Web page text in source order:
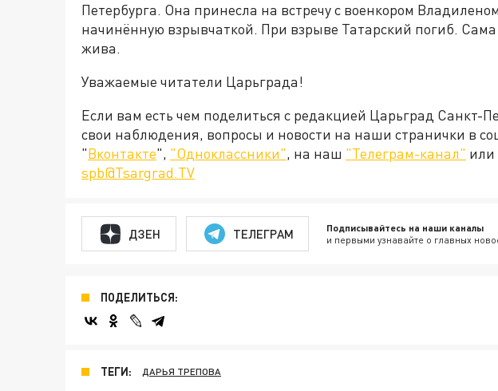
Петербурга. Она принесла на встречу с военкором
начинённую взрывчаткой. При взрыве Татарский погиб. Сама
жива.
Уважаемые читатели Царьграда!
Если вам есть чем поделиться с редакцией Царьград Санкт-
свои наблюдения, вопросы и новости на наши странички в
"Вконтакте", "Одноклассники", на наш "Телеграм-канал" или
spb@Tsargrad.TV
ДЗЕН ТЕЛЕГРАМ Подписывайтесь на наши каналы
и первыми узнавайте о главных
ПОДЕЛИТЬСЯ:
ТЕГИ: ДАРЬЯ ТРЕПОВА